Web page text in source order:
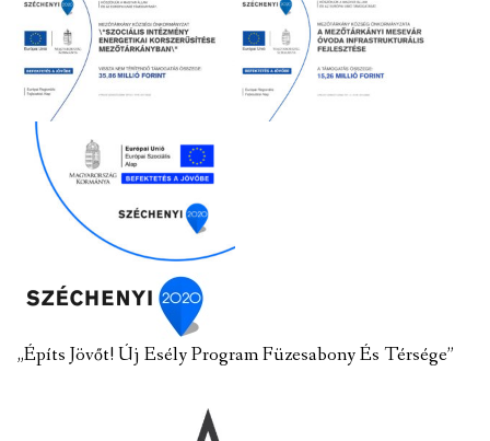
„Építs Jövőt! Új Esély Program Füzesabony És Térsége”